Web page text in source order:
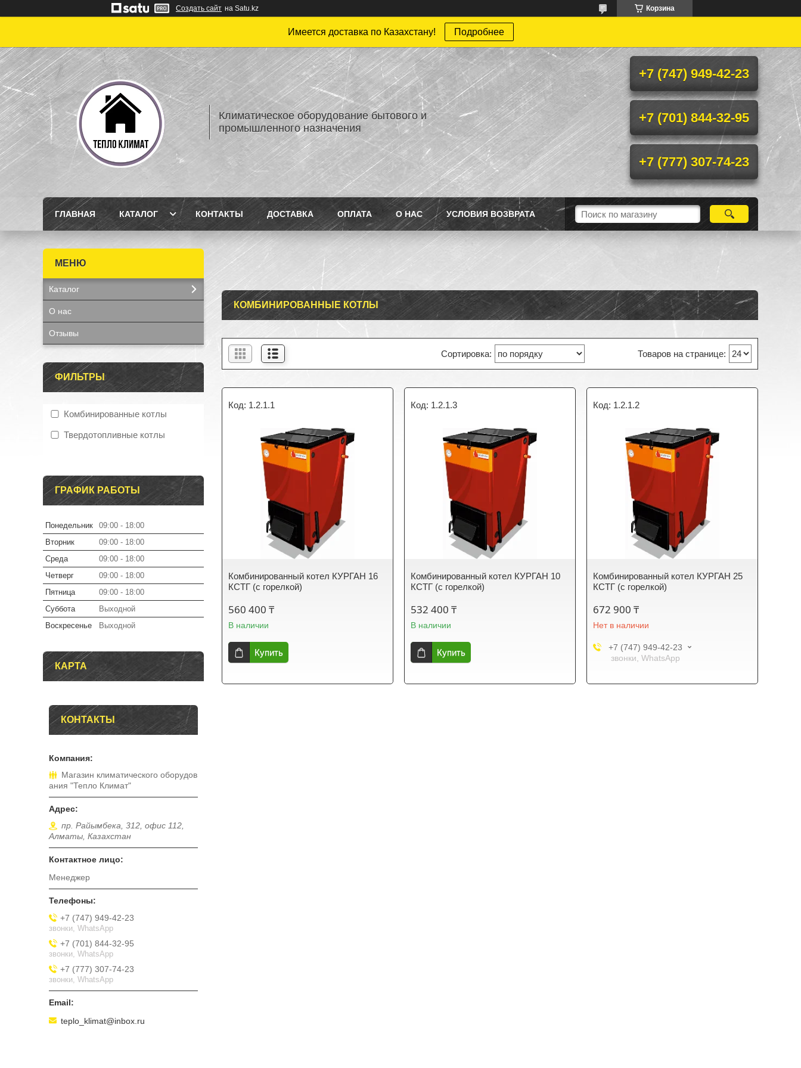
Создать сайт на Satu.kz Корзина
Имеется доставка по Казахстану! Подробнее
Климатическое оборудование бытового и
промышленного назначения
+7 (747) 949-42-23
+7 (701) 844-32-95
+7 (777) 307-74-23
ГЛАВНАЯ КАТАЛОГ КОНТАКТЫ ДОСТАВКА ОПЛАТА О НАС УСЛОВИЯ ВОЗВРАТА
КОМБИНИРОВАННЫЕ КОТЛЫ
1.2.1.1
Комбинированный котел КУРГАН 16
КСТГ (с горелкой)
560 400 ₸
В наличии
Купить
1.2.1.3
Комбинированный котел КУРГАН 10
КСТГ (с горелкой)
532 400 ₸
В наличии
Купить
1.2.1.2
Комбинированный котел КУРГАН 25
КСТГ (с горелкой)
672 900 ₸
Нет в наличии
+7 (747) 949-42-23
звонки, WhatsApp
Каталог
О нас
Отзывы
ФИЛЬТРЫ
Комбинированные котлы
Твердотопливные котлы
ГРАФИК РАБОТЫ
Понедельник 09:00
18:00
Вторник
09:00
18:00
Среда
09:00
18:00
Четверг
09:00
18:00
Пятница
09:00
18:00
Суббота
Выходной
Воскресенье
Выходной
КАРТА
КОНТАКТЫ
Магазин климатического оборудов
ания "Тепло Климат"
пр. Райымбека, 312, офис 112,
Алматы, Казахстан
Менеджер
+7 (747) 949-42-23
звонки, WhatsApp
+7 (701) 844-32-95
звонки, WhatsApp
+7 (777) 307-74-23
звонки, WhatsApp
teplo_klimat@inbox.ru